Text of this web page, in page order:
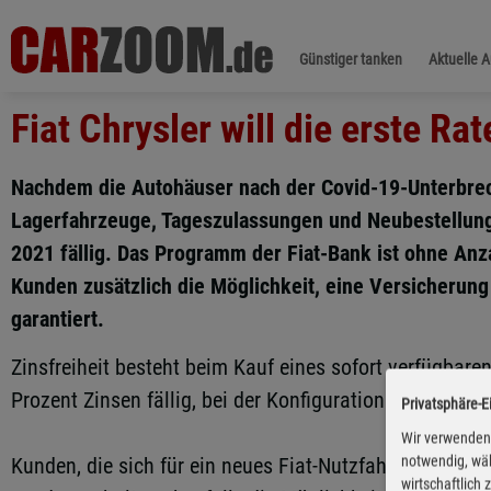
Günstiger tanken Aktuelle
Fiat Chrysler will die erste
Nachdem die Autohäuser nach der Covid-19-
Lagerfahrzeuge, Tageszulassungen und
2021 fällig. Das Programm der Fiat-Bank ist ohne
Kunden zusätzlich die Möglichkeit, eine
garantiert.
Zinsfreiheit besteht beim Kauf eines sofort
Prozent Zinsen fällig, bei der Konfiguration und der
Kunden, die sich für ein neues Fiat-Nutzfahrzeug
Privatsphäre-
Wir
notwendig,
wirtschaftlich